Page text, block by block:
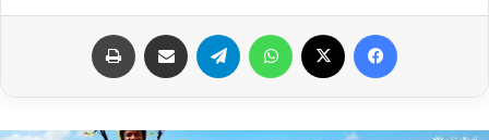
فيسبوك واتساب تيلقرام مشاركة عبر البريد